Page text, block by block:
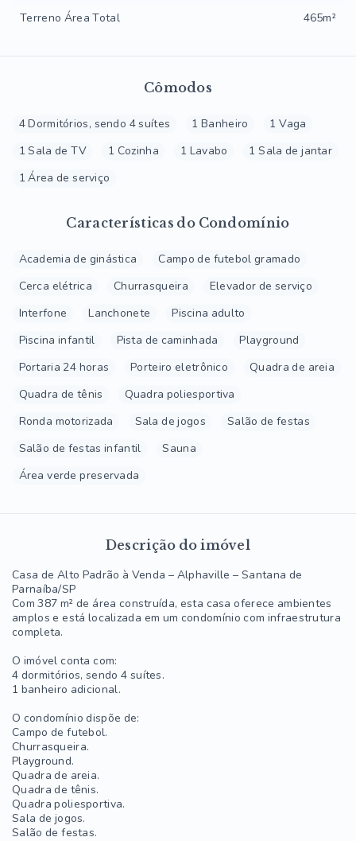
Cômodos
4 Dormitórios, sendo 4 suítes 1 Banheiro
1 Vaga
1 Sala de TV
1 Cozinha 1 Lavabo
1 Sala de jantar
1 Área de serviço
Características do Condomínio
Academia de ginástica
Campo de futebol gramado
Cerca elétrica
Churrasqueira
Elevador de serviço
Interfone
Lanchonete
Piscina adulto
Piscina infantil
Pista de caminhada
Playground
Portaria 24 horas
Porteiro eletrônico
Quadra de areia
Quadra de tênis
Quadra poliesportiva
Ronda motorizada
Sala de jogos
Salão de festas
Salão de festas infantil
Sauna
Área verde preservada
Descrição do imóvel
Casa de Alto Padrão à Venda – Alphaville – Santana de
Parnaíba/SP
Com 387 m² de área construída, esta casa oferece ambientes
amplos e está localizada em um condomínio com infraestrutura
completa.
O imóvel conta com:
4 dormitórios, sendo 4 suítes.
1 banheiro adicional.
O condomínio dispõe de:
Campo de futebol.
Churrasqueira.
Playground.
Quadra de areia.
Quadra de tênis.
Quadra poliesportiva.
Sala de jogos.
Salão de festas.
Terreno Área Total
465m²